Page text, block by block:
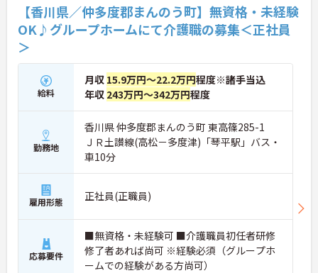
【香川県／仲多度郡まんのう町】無資格・未経験
OK♪グループホームにて介護職の募集＜正社員
＞
給料
月収 15.9万円～22.2万円程度※諸手当込
年収 243万円～342万円程度
勤務地
香川県 仲多度郡まんのう町 東高篠285-1
ＪＲ土讃線(高松－多度津)「琴平駅」バス・
車10分
雇用形態 正社員(正職員)
応募要件
■無資格・未経験可 ■介護職員初任者研修
修了者あれば尚可 ※経験必須（グループホ
ームでの経験がある方尚可）